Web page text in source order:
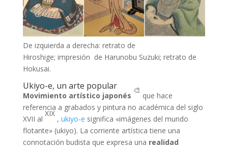
De izquierda a derecha: retrato de
Hiroshige; impresión de Harunobu Suzuki; retrato de
Hokusai.
Ukiyo-e, un arte popular
Movimiento artístico japonés
🎨
que hace
referencia a grabados y pintura no académica del siglo
XVII al
XIX
, ukiyo-e significa «imágenes del mundo
flotante» (ukiyo). La corriente artística tiene una
connotación budista que expresa una realidad